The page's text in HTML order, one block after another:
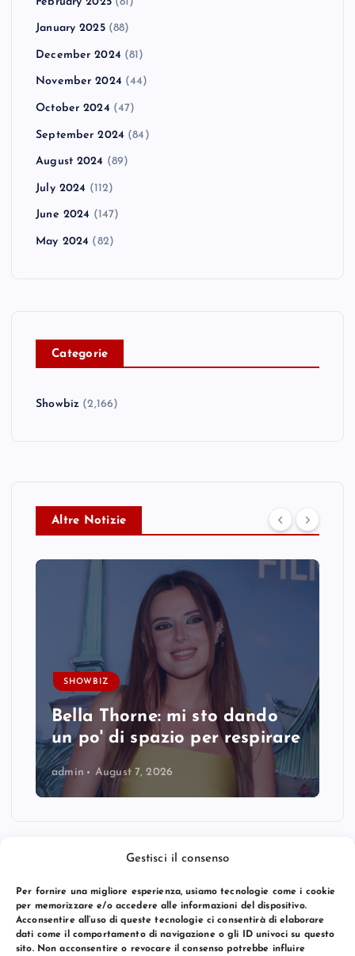
Gestisci il consenso
Per fornire una migliore esperienza, usiamo tecnologie come i cookie
per memorizzare e/o accedere alle informazioni del dispositivo.
Acconsentire all’uso di queste tecnologie ci consentirà di elaborare
dati come il comportamento di navigazione o gli ID univoci su questo
sito. Non acconsentire o revocare il consenso potrebbe influire
January 2025(88)
December 2024 (81)
November 2024 (44)
October 2024 (47)
September 2024 (84)
August 2024 (89)
July 2024 (112)
June 2024 (147)
May 2024 (82)
Categorie
Showbiz (2,166)
Altre Notizie
SHOWBIZ
Bella Thorne: mi sto dando
un po' di spazio per respirare
admin August 7, 2026